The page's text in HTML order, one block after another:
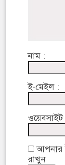
নাম :
ই-মেইল :
ওয়েবসাইট
আপনার
রাখুন